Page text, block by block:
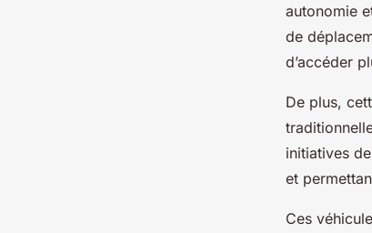
autonomie
de
d’accéder
De plus,
initiatives
et
Ces